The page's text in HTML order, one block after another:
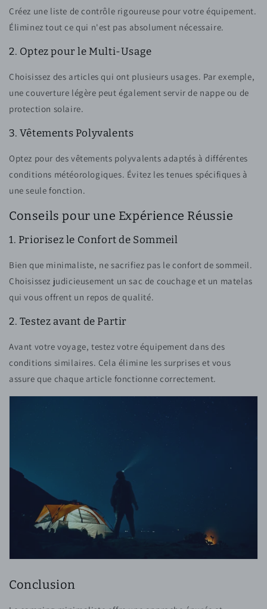
Créez une liste de contrôle rigoureuse pour votre équipement.
Éliminez tout ce qui n'est pas absolument nécessaire.
2. Optez pour le Multi-Usage
Choisissez des articles qui ont plusieurs usages. Par exemple,
une couverture légère peut également servir de nappe ou de
protection solaire.
3. Vêtements Polyvalents
Optez pour des vêtements polyvalents adaptés à différentes
conditions météorologiques. Évitez les tenues spécifiques à
une seule fonction.
Conseils pour une Expérience Réussie
1. Priorisez le Confort de Sommeil
Bien que minimaliste, ne sacrifiez pas le confort de sommeil.
Choisissez judicieusement un sac de couchage et un matelas
qui vous offrent un repos de qualité.
2. Testez avant de Partir
Avant votre voyage, testez votre équipement dans des
conditions similaires. Cela élimine les surprises et vous
assure que chaque article fonctionne correctement.
Conclusion